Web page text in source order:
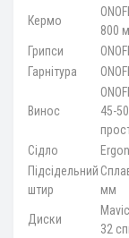
Кермо
800
Грипси
Гарнітура
Винос
45-
Сідло
Підсідельний
штир
мм
Диски
32